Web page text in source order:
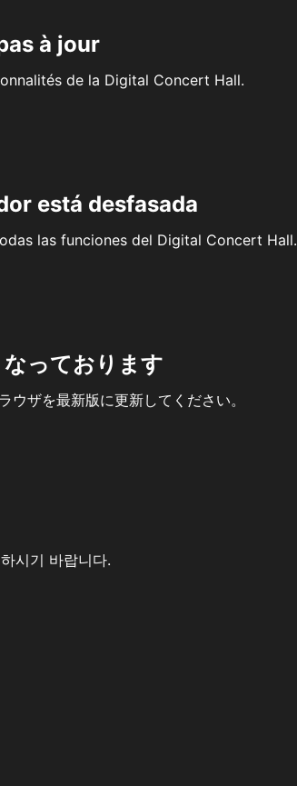
à jour
de la Digital Concert Hall.
está desfasada
las funciones del Digital Concert Hall.
っております
ザを最新版に更新してください。
시기 바랍니다.